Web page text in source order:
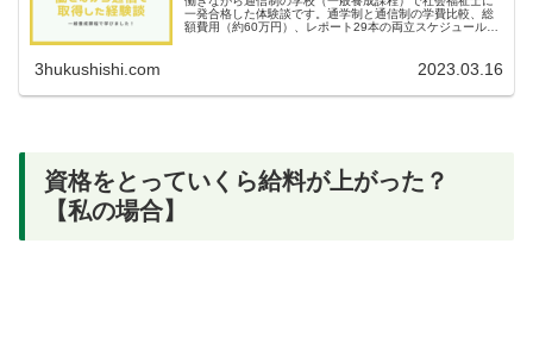
一発合格した体験談です。通学制と通信制の学費比較、総
額費用（約60万円）、レポート29本の両立スケジュールや
3hukushishi.com 2023.03.16
資格をとっていくら給料が上がった？
【私の場合】